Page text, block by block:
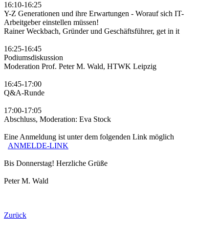
16:10-16:25
Y-Z Generationen und ihre Erwartungen - Worauf sich IT-
Arbeitgeber einstellen müssen!
Rainer Weckbach, Gründer und Geschäftsführer, get in it
16:25-16:45
Podiumsdiskussion
Moderation Prof. Peter M. Wald, HTWK Leipzig
16:45-17:00
Q&A-Runde
17:00-17:05
Abschluss, Moderation: Eva Stock
Eine Anmeldung ist unter dem folgenden Link möglich
ANMELDE-LINK
Bis Donnerstag! Herzliche Grüße
Peter M. Wald
Zurück